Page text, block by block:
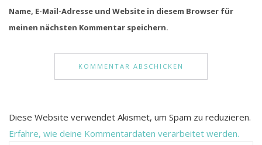
Name, E-Mail-Adresse und Website in diesem Browser für
meinen nächsten Kommentar speichern.
Diese Website verwendet Akismet, um Spam zu reduzieren.
Erfahre, wie deine Kommentardaten verarbeitet werden.